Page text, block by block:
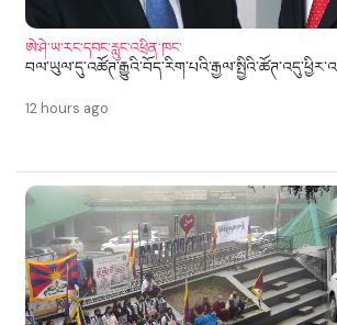
ཨེ་ཤེ་ཡ་རང་དབང་རླུང་འཕྲིན་ཁང་
12 hours ago